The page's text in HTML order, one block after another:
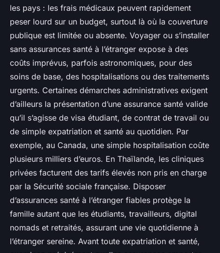
les pays : les frais médicaux peuvent rapidement
peser lourd sur un budget, surtout là où la couverture
publique est limitée ou absente. Voyager ou s’installer
sans assurances santé à l’étranger expose à des
coûts imprévus, parfois astronomiques, pour des
soins de base, des hospitalisations ou des traitements
urgents. Certaines démarches administratives exigent
d’ailleurs la présentation d’une assurance santé valide
qu’il s’agisse de visa étudiant, de contrat de travail ou
de simple expatriation et santé au quotidien. Par
exemple, au Canada, une simple hospitalisation coûte
plusieurs milliers d’euros. En Thaïlande, les cliniques
privées facturent des tarifs élevés non pris en charge
par la Sécurité sociale française. Disposer
d’assurances santé à l’étranger fiables protège la
famille autant que les étudiants, travailleurs, digital
nomads et retraités, assurant une vie quotidienne à
l’étranger sereine. Avant toute expatriation et santé,